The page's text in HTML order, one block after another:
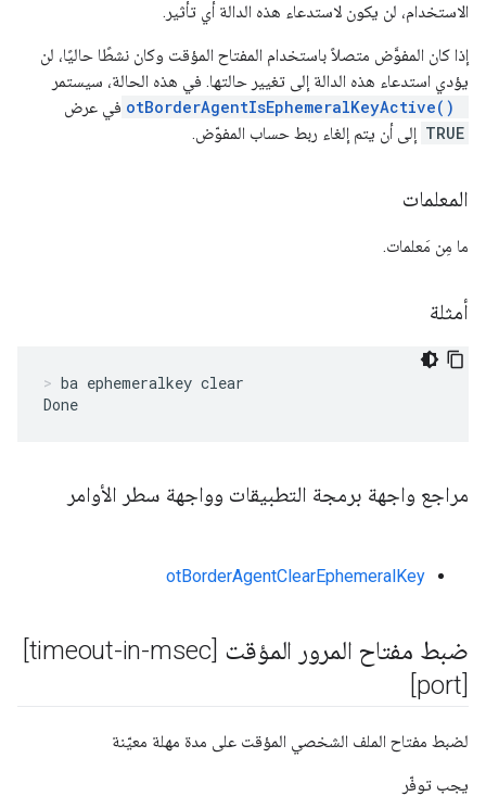
الاستخدام، لن يكون لاستدعاء هذه الدالة أي تأثير.
إذا كان المفوَّض متصلاً باستخدام المفتاح المؤقت وكان نشطًا حاليًا، لن
يؤدي استدعاء هذه الدالة إلى تغيير حالتها. في هذه الحالة، سيستمر
otBorderAgentIsEphemeralKeyActive() في عرض
TRUE إلى أن يتم إلغاء ربط حساب المفوّض.
المعلمات
ما مِن مَعلمات.
أمثلة
ba ephemeralkey clear
Done
مراجع واجهة برمجة التطبيقات وواجهة سطر الأوامر
otBorderAgentClearEphemeralKey
ضبط مفتاح المرور المؤقت
لضبط مفتاح الملف الشخصي المؤقت على مدة مهلة معيّنة
يجب توفّر